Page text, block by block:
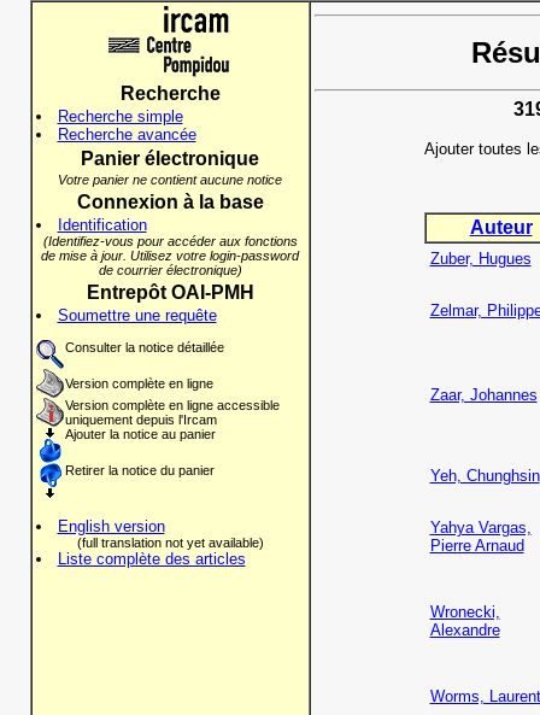
Recherche
Recherche simple
Recherche avancée
Panier électronique
Votre panier ne contient aucune notice
Connexion à la base
Identification
(Identifiez-vous pour accéder aux fonctions
de mise à jour. Utilisez votre login-password
de courrier électronique)
Entrepôt OAI-PMH
Soumettre une requête
Consulter la notice détaillée
Version complète en ligne
Version complète en ligne accessible
uniquement depuis l'Ircam
Ajouter la notice au panier
Retirer la notice du panier
English version
(full translation not yet available)
Liste complète des articles
Ajouter toutes
Auteur
Zuber, Hugues
Zelmar,
Zaar, Johannes
Yeh, Chunghsin
Yahya Vargas,
Pierre Arnaud
Wronecki,
Alexandre
Worms, Laurent